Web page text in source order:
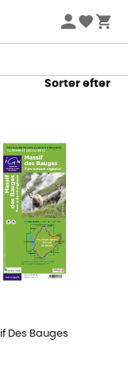
Sorter efter
Des Bauges